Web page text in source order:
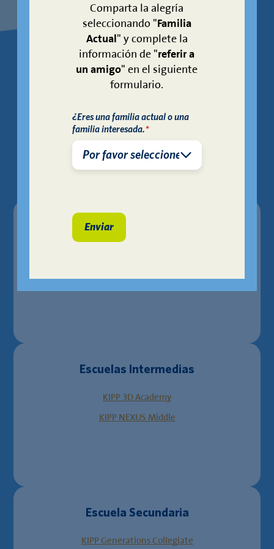
Comparta la alegría
seleccionando "Familia
Actual " y complete la
información de "referir a
un amigo" en el siguiente
formulario.
¿Eres una familia actual o una
familia interesada.*
APRENDAsobre sus
Los patrones escolares están sujetos a
zonificación.
Escuelas Primarias
Escuelas Intermedias
KIPP 3D Academy
KIPP NEXUS Middle
Escuela Secundaria
KIPP Generations Collegiate